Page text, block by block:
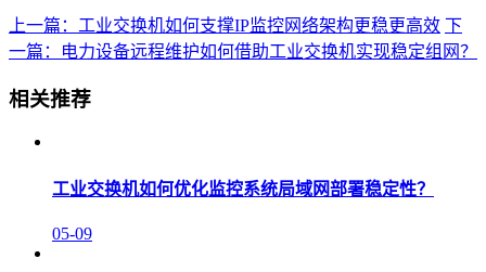
上一篇：工业交换机如何支撑IP监控网络架构更稳更高效 下
一篇：电力设备远程维护如何借助工业交换机实现稳定组网？
相关推荐
工业交换机如何优化监控系统局域网部署稳定性？
05-09